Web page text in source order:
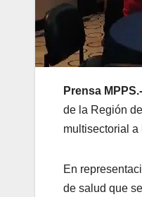
Prensa MPPS.-
de la Región
multisectorial a
En
de salud que